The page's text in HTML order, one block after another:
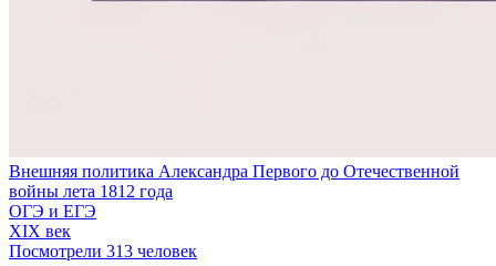
Внешняя политика Александра Первого до Отечественной
войны лета 1812 года
ОГЭ и ЕГЭ
XIX век
Посмотрели 313 человек